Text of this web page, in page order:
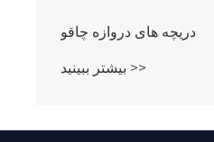
دریچه های دروازه چاقو
بیشتر ببینید >>